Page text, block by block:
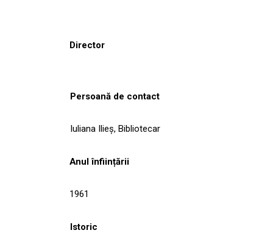
Director
Persoană de contact
Iuliana Ilieş, Bibliotecar
Anul înființării
1961
Istoric